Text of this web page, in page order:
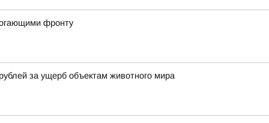
фронту
за ущерб объектам животного мира